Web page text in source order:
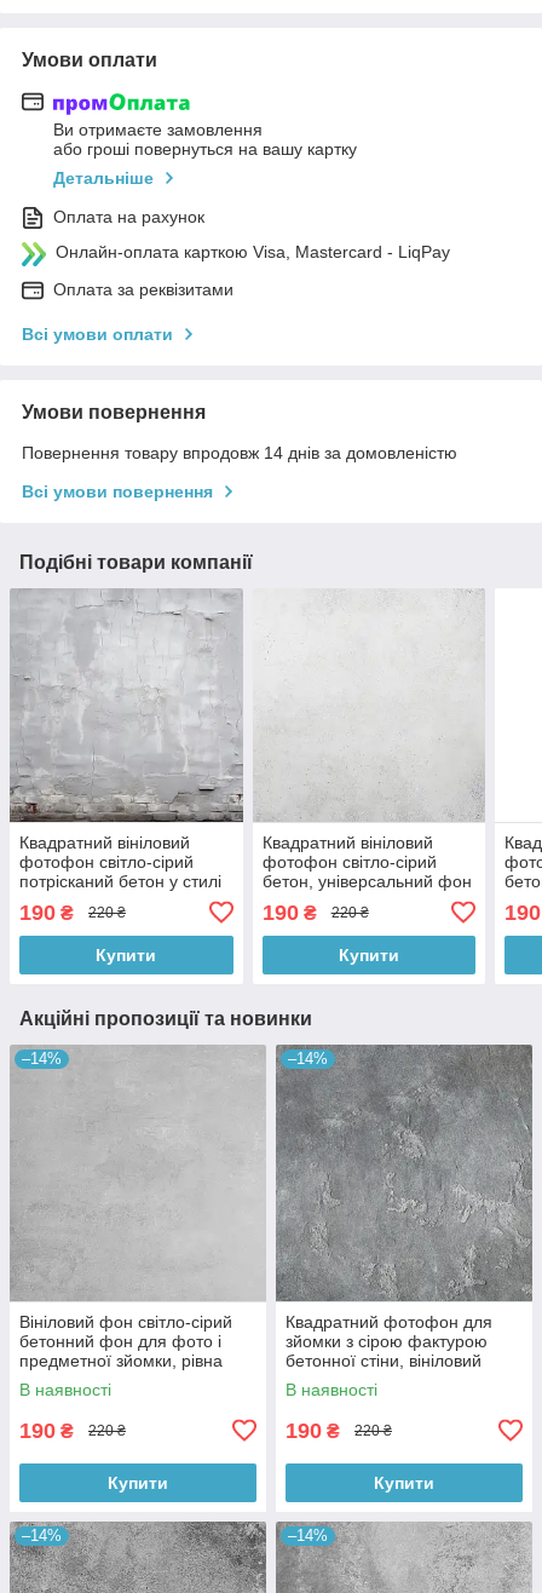
Умови оплати
Ви отримаєте замовлення
або гроші повернуться на вашу картку
Детальніше
Оплата на рахунок
Онлайн-оплата карткою Visa, Mastercard - LiqPay
Оплата за реквізитами
Всі умови оплати
Умови повернення
Повернення товару впродовж 14 днів за домовленістю
Всі умови повернення
Подібні товари компанії
Квадратний вініловий
фотофон світло-сірий
потрісканий бетон у стилі
60x60 см, №550980
190 ₴ 220 ₴
Купити
Квадратний вініловий
фотофон світло-сірий
бетон, універсальний фон
для зйомки і фото, 60x60
см, №550666
190₴ 220 ₴
Купити
190
Акційні пропозиції та новинки
–14%
Вініловий фон світло-сірий
бетонний фон для фото і
предметної зйомки, рівна
текстура, 60x60 см, №550674
В наявності
190 ₴ 220 ₴
Купити
–14%
Квадратний фотофон для
зйомки з сірою фактурою
бетонної стіни, вініловий
60x60 см , №550152
В наявності
190 ₴ 220 ₴
Купити
–14% –14%